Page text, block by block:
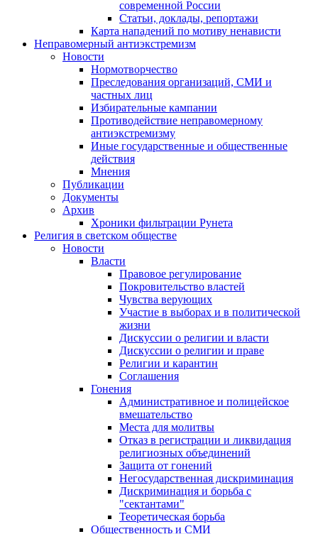
современной России
Статьи, доклады, репортажи
Карта нападений по мотиву ненависти
Неправомерный антиэкстремизм
Новости
Нормотворчество
Преследования организаций, СМИ и
частных лиц
Избирательные кампании
Противодействие неправомерному
антиэкстремизму
Иные государственные и общественные
действия
Мнения
Публикации
Документы
Архив
Хроники фильтрации Рунета
Религия в светском обществе
Новости
Власти
Правовое регулирование
Покровительство властей
Чувства верующих
Участие в выборах и в политической
жизни
Дискуссии о религии и власти
Дискуссии о религии и праве
Религии и карантин
Соглашения
Гонения
Административное и полицейское
вмешательство
Места для молитвы
Отказ в регистрации и ликвидация
религиозных объединений
Защита от гонений
Негосударственная дискриминация
Дискриминация и борьба с
"сектантами"
Теоретическая борьба
Общественность и СМИ